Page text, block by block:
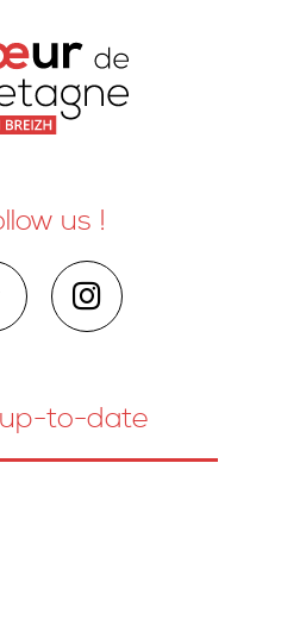
us !
to-date